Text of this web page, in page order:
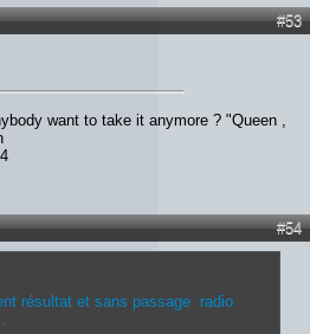
#53
want to take it anymore ? "Queen ,
#54
résultat et sans passage radio